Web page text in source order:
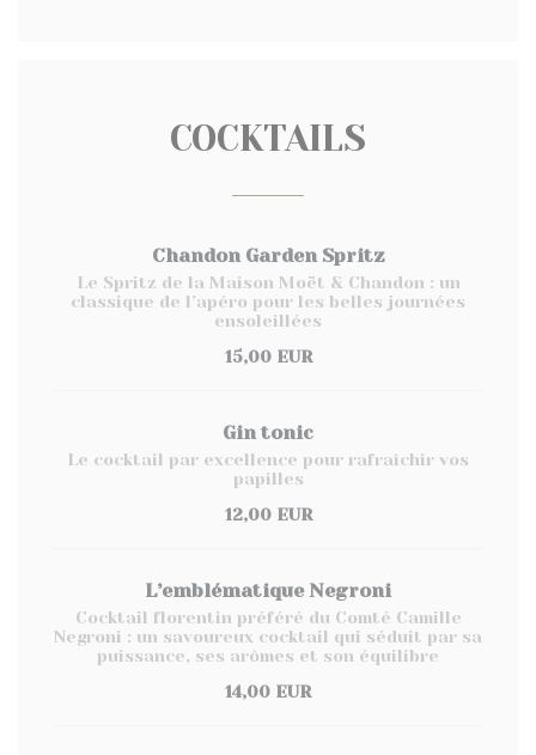
COCKTAILS
Chandon Garden Spritz
Le Spritz de la Maison Moët & Chandon : un
classique de l’apéro pour les belles journées
ensoleillées
15,00 EUR
Gin tonic
Le cocktail par excellence pour rafraîchir vos
papilles
12,00 EUR
L’emblématique Negroni
Cocktail florentin préféré du Comté Camille
Negroni : un savoureux cocktail qui séduit par sa
puissance, ses arômes et son équilibre
14,00 EUR